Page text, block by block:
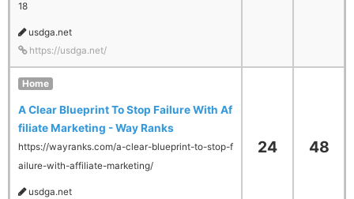
18
usdga.net
https://usdga.net/
Home
A Clear Blueprint To Stop Failure With Af
filiate Marketing - Way Ranks
https://wayranks.com/a-clear-blueprint-to-stop-f
ailure-with-affiliate-marketing/
usdga.net
24 48